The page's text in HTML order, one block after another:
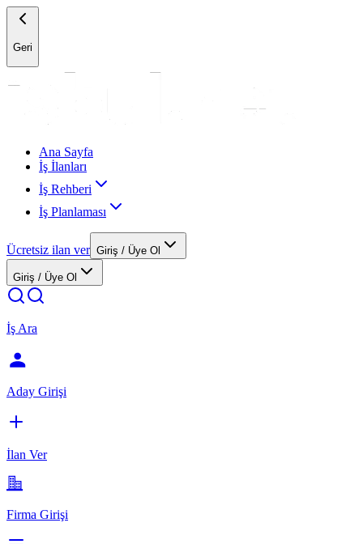
Geri
Ana Sayfa
İş İlanları
İş Rehberi
İş Planlaması
Ücretsiz ilan ver Giriş / Üye Ol
Giriş / Üye Ol
İş Ara
Aday Girişi
İlan Ver
Firma Girişi